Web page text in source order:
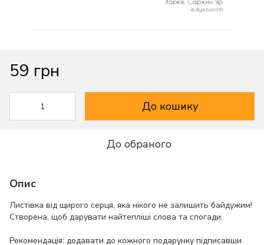
59 грн
До кошику
До обраного
Опис
Листівка від щирого серця, яка нікого не залишить байдужим!
Створена, щоб дарувати найтепліші слова та спогади.
Рекомендація: додавати до кожного подарунку підписавши